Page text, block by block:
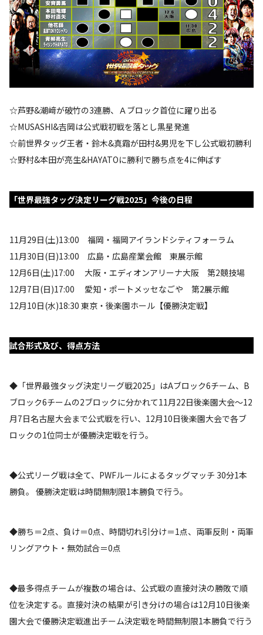
☆芦野&潮﨑が破竹の3連勝、Ａブロック首位に躍り出る
☆MUSASHI&吉岡は公式戦初戦を落とし黒星発進
☆前世界タッグ王者・鈴木&真霜が田村&男児を下し公式戦初勝利
☆野村&本田が亮生&HAYATOに勝利で勝ち点を4に伸ばす
「世界最強タッグ決定リーグ戦2025」今後の日程
11月29日(土)13:00 福岡・福岡アイランドシティフォーラム
11月30日(日)13:00 広島・広島産業会館 東展示館
12月6日(土)17:00 大阪・エディオンアリーナ大阪 第2競技場
12月7日(日)17:00 愛知・ポートメッセなごや 第2展示館
12月10日(水)18:30 東京・後楽園ホール【優勝決定戦】
試合形式及び、得点方法
◆「世界最強タッグ決定リーグ戦2025」はAブロック6チーム、B
ブロック6チームの2ブロックに分かれて11月22日後楽園大会～12
月7日名古屋大会まで公式戦を行い、12月10日後楽園大会で各ブ
ロックの1位同士が優勝決定戦を行う。
◆公式リーグ戦は全て、PWFルールによるタッグマッチ 30分1本
勝負。 優勝決定戦は時間無制限1本勝負で行う。
◆勝ち＝2点、負け＝0点、時間切れ引分け＝1点、両軍反則・両軍
リングアウト・無効試合＝0点
◆最多得点チームが複数の場合は、公式戦の直接対決の勝敗で順
位を決定する。直接対決の結果が引き分けの場合は12月10日後楽
園大会で優勝決定戦進出チーム決定戦を時間無制限1本勝負で行う